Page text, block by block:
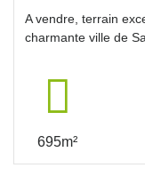
A vendre, terrain
charmante ville de
695m²